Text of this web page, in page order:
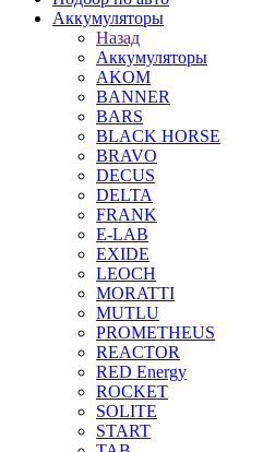
Аккумуляторы
Назад
Аккумуляторы
AKOM
BANNER
BARS
BLACK HORSE
BRAVO
DECUS
DELTA
FRANK
E-LAB
EXIDE
LEOCH
MORATTI
MUTLU
PROMETHEUS
REACTOR
RED Energy
ROCKET
SOLITE
START